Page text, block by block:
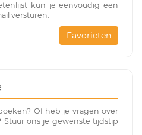
kun je eenvoudig een
versturen.
Favorieten
Of heb je vragen over
Stuur ons je gewenste tijdstip